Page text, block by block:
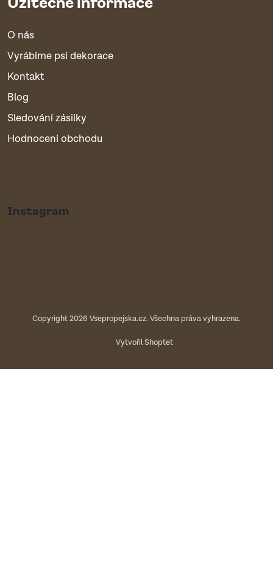
O nás
Vyrábíme psí dekorace
Kontakt
Blog
Sledování zásilky
Hodnocení obchodu
Instagram
Vytvořil Shoptet
Copyright 2026 Vsepropejska.cz. Všechna práva vyhrazena.